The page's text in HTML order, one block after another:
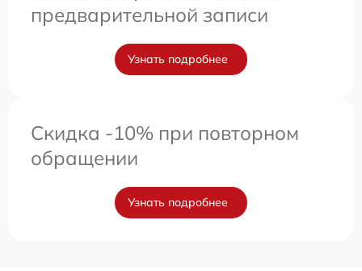
предварительной записи
Узнать подробнее
Скидка -10% при повторном
обращении
Узнать подробнее